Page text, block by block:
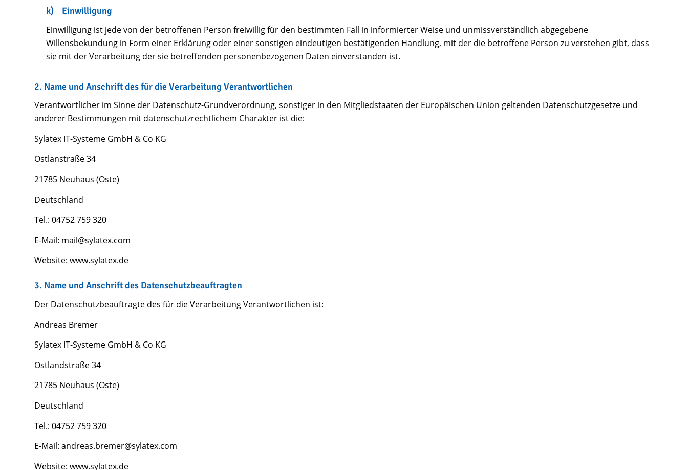
k) Einwilligung
Einwilligung ist jede von der betroffenen Person freiwillig für den bestimmten Fall in informierter Weise und unmissverständlich abgegebene
Willensbekundung in Form einer Erklärung oder einer sonstigen eindeutigen bestätigenden Handlung, mit der die betroffene Person zu verstehen gibt, dass
sie mit der Verarbeitung der sie betreffenden personenbezogenen Daten einverstanden ist.
2. Name und Anschrift des für die Verarbeitung Verantwortlichen
Verantwortlicher im Sinne der Datenschutz-Grundverordnung, sonstiger in den Mitgliedstaaten der Europäischen Union geltenden Datenschutzgesetze und
anderer Bestimmungen mit datenschutzrechtlichem Charakter ist die:
Sylatex IT-Systeme GmbH & Co KG
Ostlanstraße 34
21785 Neuhaus (Oste)
Deutschland
Tel.: 04752 759 320
E-Mail: mail@sylatex.com
Website: www.sylatex.de
3. Name und Anschrift des Datenschutzbeauftragten
Der Datenschutzbeauftragte des für die Verarbeitung Verantwortlichen ist:
Andreas Bremer
Sylatex IT-Systeme GmbH & Co KG
Ostlandstraße 34
21785 Neuhaus (Oste)
Deutschland
Tel.: 04752 759 320
E-Mail: andreas.bremer@sylatex.com
Website: www.sylatex.de